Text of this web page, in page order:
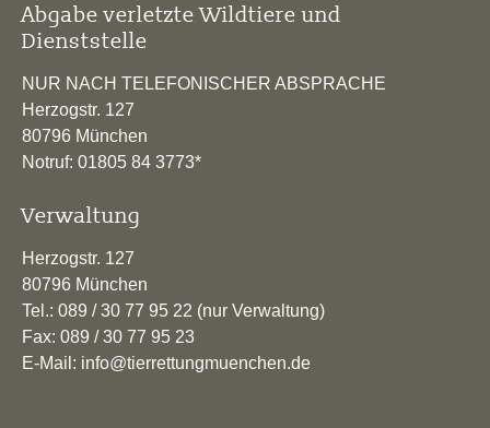
Abgabe verletzte Wildtiere und
Dienststelle
NUR NACH TELEFONISCHER ABSPRACHE
Herzogstr. 127
80796 München
Notruf: 01805 84 3773*
Verwaltung
Herzogstr. 127
80796 München
Tel.: 089 / 30 77 95 22 (nur Verwaltung)
Fax: 089 / 30 77 95 23
E-Mail: info@tierrettungmuenchen.de